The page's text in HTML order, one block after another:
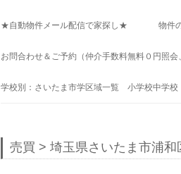
★自動物件メール配信で家探し★ 物件
お問合わせ＆ご予約（仲介手数料無料０円照
学校別：さいたま市学区域一覧 小学校中学校
売買 > 埼玉県さいたま市浦